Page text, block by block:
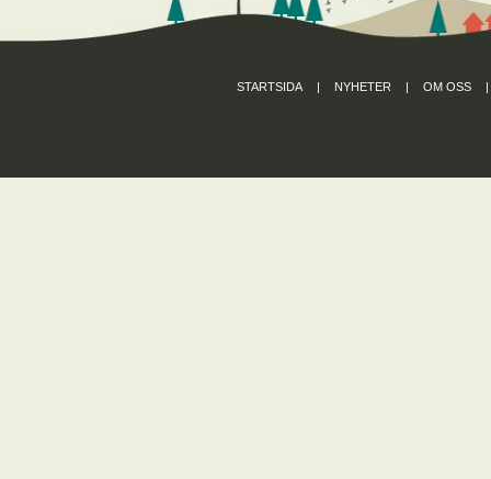
STARTSIDA | NYHETER | OM OSS |